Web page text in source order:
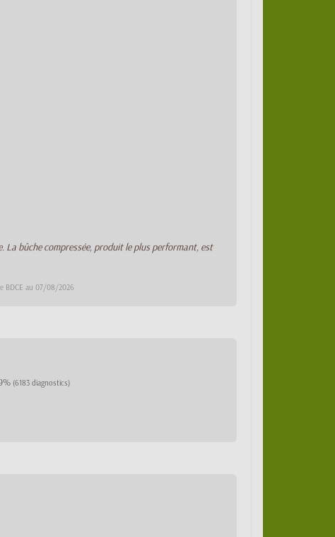
La bûche compressée, produit le plus performant, est
BDCE au 07/08/2026
(6183 diagnostics)